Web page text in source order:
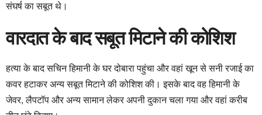
संघर्ष का सबूत थे।
वारदात के बाद सबूत मिटाने की कोशिश
हत्या के बाद सचिन हिमानी के घर दोबारा पहुंचा और वहां खून से सनी रजाई का
कवर हटाकर अन्य सबूत मिटाने की कोशिश की। इसके बाद वह हिमानी के
जेवर, लैपटॉप और अन्य सामान लेकर अपनी दुकान चला गया और वहां करीब